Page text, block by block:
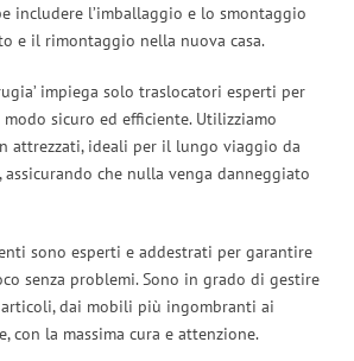
includere l’imballaggio e lo smontaggio
e il rimontaggio nella nuova casa.
impiega solo traslocatori esperti per
sicuro ed efficiente. Utilizziamo
attrezzati, ideali per il lungo viaggio da
assicurando che nulla venga danneggiato
sono esperti e addestrati per garantire
senza problemi. Sono in grado di gestire
articoli, dai mobili più ingombranti ai
con la massima cura e attenzione.